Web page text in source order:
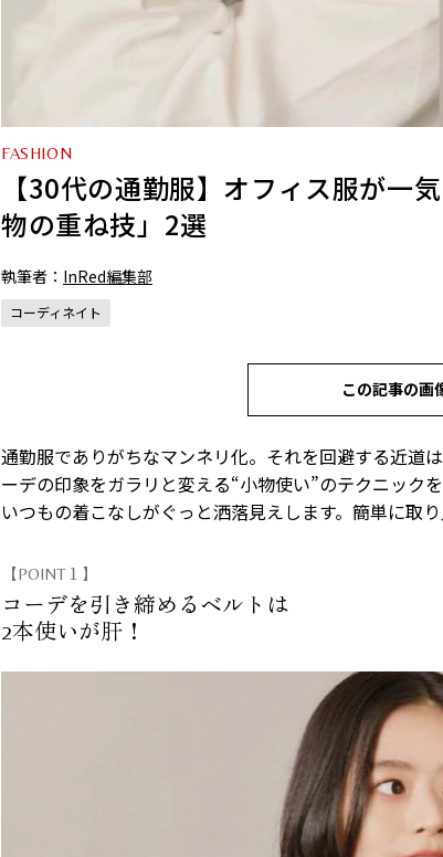
FASHION
【30代の通勤服】オフィス服が一
物の重ね技」2選
執筆者： InRed編集部
コーディネイト
この記事の画
通勤服でありがちなマンネリ化。それを回避する近道
ーデの印象をガラリと変える“小物使い”のテクニック
いつもの着こなしがぐっと洒落見えします。簡単に取
【POINT１】
コーデを引き締めるベルトは
2本使いが肝！